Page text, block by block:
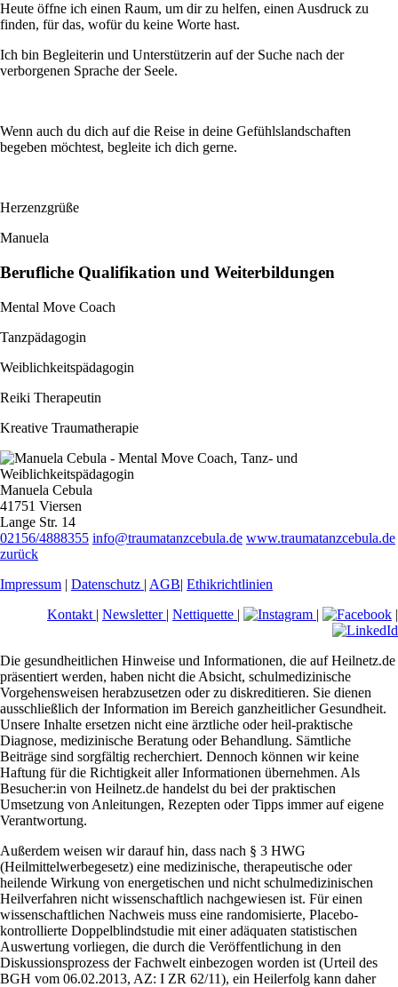
Heute öffne ich einen Raum, um dir zu helfen, einen Ausdruck zu
finden, für das, wofür du keine Worte hast.
Ich bin Begleiterin und Unterstützerin auf der Suche nach der
verborgenen Sprache der Seele.
Wenn auch du dich auf die Reise in deine Gefühlslandschaften
begeben möchtest, begleite ich dich gerne.
Herzenzgrüße
Manuela
Berufliche Qualifikation und Weiterbildungen
Mental Move Coach
Tanzpädagogin
Weiblichkeitspädagogin
Reiki Therapeutin
Kreative Traumatherapie
Manuela Cebula
41751 Viersen
Lange Str. 14
02156/4888355 info@traumatanzcebula.de www.traumatanzcebula.de
zurück
Impressum | Datenschutz | AGB| Ethikrichtlinien
Kontakt | Newsletter | Nettiquette | | |
Die gesundheitlichen Hinweise und Informationen, die auf Heilnetz.de
präsentiert werden, haben nicht die Absicht, schulmedizinische
Vorgehensweisen herabzusetzen oder zu diskreditieren. Sie dienen
ausschließlich der Information im Bereich ganzheitlicher Gesundheit.
Unsere Inhalte ersetzen nicht eine ärztliche oder heil-praktische
Diagnose, medizinische Beratung oder Behandlung. Sämtliche
Beiträge sind sorgfältig recherchiert. Dennoch können wir keine
Haftung für die Richtigkeit aller Informationen übernehmen. Als
Besucher:in von Heilnetz.de handelst du bei der praktischen
Umsetzung von Anleitungen, Rezepten oder Tipps immer auf eigene
Verantwortung.
Außerdem weisen wir darauf hin, dass nach § 3 HWG
(Heilmittelwerbegesetz) eine medizinische, therapeutische oder
heilende Wirkung von energetischen und nicht schulmedizinischen
Heilverfahren nicht wissenschaftlich nachgewiesen ist. Für einen
wissenschaftlichen Nachweis muss eine randomisierte, Placebo-
kontrollierte Doppelblindstudie mit einer adäquaten statistischen
Auswertung vorliegen, die durch die Veröffentlichung in den
Diskussionsprozess der Fachwelt einbezogen worden ist (Urteil des
BGH vom 06.02.2013, AZ: I ZR 62/11), ein Heilerfolg kann daher